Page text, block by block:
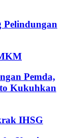
Pelindungan
Pemda,
Kukuhkan
IHSG